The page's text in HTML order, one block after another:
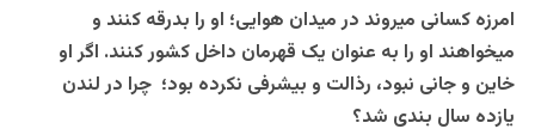
امرزه کسانی میروند در میدان هوایی؛ او را بدرقه کنند و
میخواهند او را به عنوان یک قهرمان داخل کشور کنند. اگر او
خاین و جانی نبود، رذالت و بیشرفی نکرده بود؛ چرا در لندن
یازده سال بندی شد؟